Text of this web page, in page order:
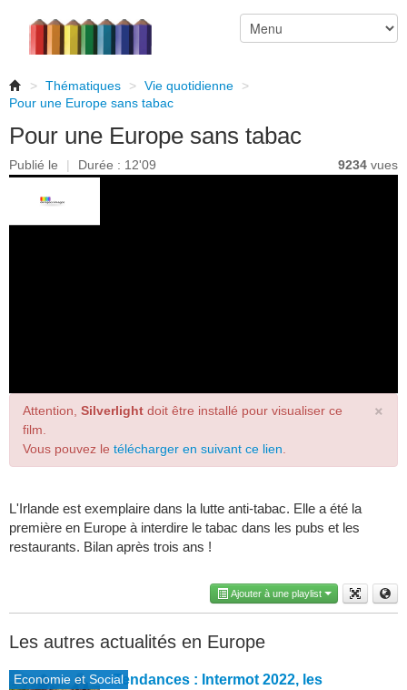
> Thématiques > Vie quotidienne
>
Pour une Europe sans tabac
Pour une Europe sans tabac
Publié le | Durée : 12'09 9234 vues
×
Attention, Silverlight doit être installé pour visualiser ce
film.
Vous pouvez le télécharger en suivant ce lien
L'Irlande est exemplaire dans la lutte anti-tabac. Elle a été la
première en Europe à interdire le tabac dans les pubs et les
restaurants. Bilan après trois ans !
Ajouter à une playlist
Les autres actualités en Europe
Economie et SocialTendances : Intermot 2022, les